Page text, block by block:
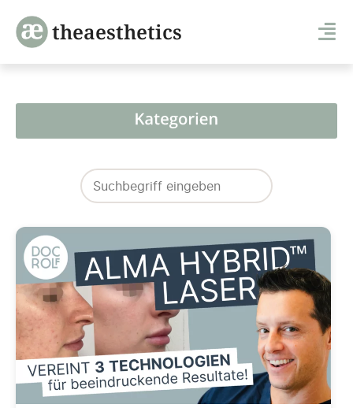
theaesthetics
Search
for: